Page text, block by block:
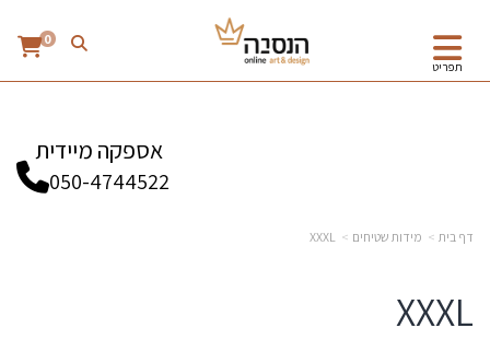
תפריט
0
אספקה מיידית
050-4744522
דף בית מידות שטיחים XXXL
XXXL